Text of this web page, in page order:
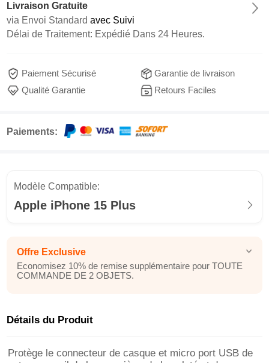
Livraison Gratuite
via Envoi Standard avec Suivi
Délai de Traitement: Expédié Dans 24 Heures.
Paiement Sécurisé
Garantie de livraison
Qualité Garantie
Retours Faciles
Paiements:
Modèle Compatible:
Apple iPhone 15 Plus
Offre Exclusive
Economisez 10% de remise supplémentaire pour TOUTE
COMMANDE DE 2 OBJETS.
Détails du Produit
Protège le connecteur de casque et micro port USB de